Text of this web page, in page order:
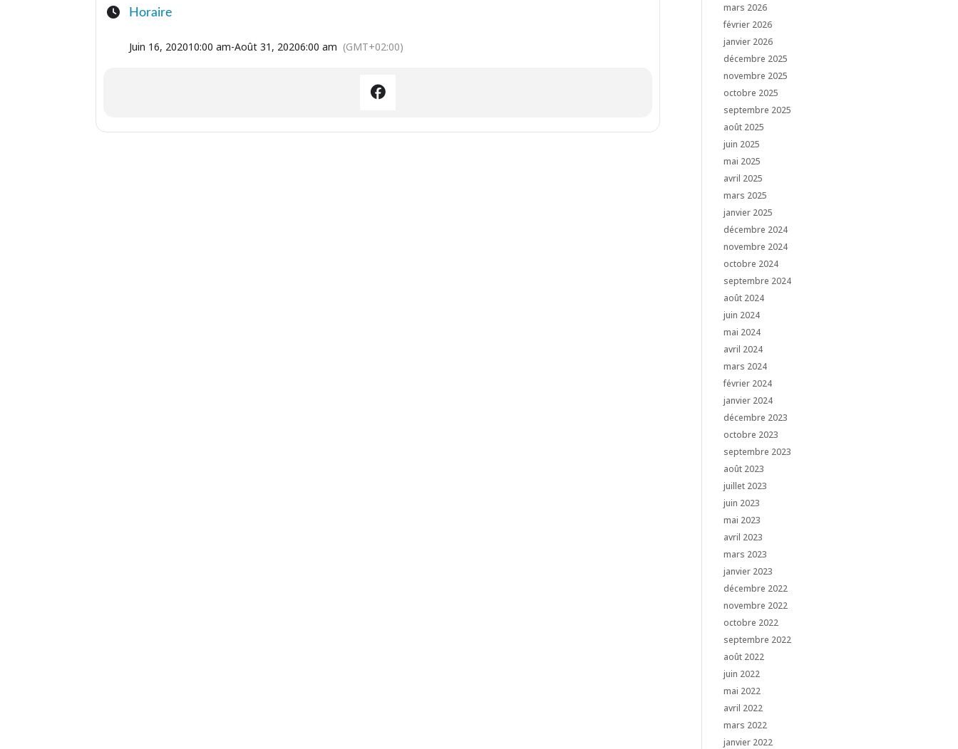
Horaire
Juin 16, 202010:00 am-Août 31, 20206:00 am (GMT+02:00)
mars 2026
février 2026
janvier 2026
décembre 2025
novembre 2025
octobre 2025
septembre 2025
août 2025
juin 2025
mai 2025
avril 2025
mars 2025
janvier 2025
décembre 2024
novembre 2024
octobre 2024
septembre 2024
août 2024
juin 2024
mai 2024
avril 2024
mars 2024
février 2024
janvier 2024
décembre 2023
octobre 2023
septembre 2023
août 2023
juillet 2023
juin 2023
mai 2023
avril 2023
mars 2023
janvier 2023
décembre 2022
novembre 2022
octobre 2022
septembre 2022
août 2022
juin 2022
mai 2022
avril 2022
mars 2022
janvier 2022